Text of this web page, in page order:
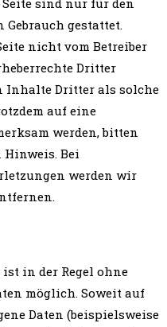
sind nur für den
gestattet.
nicht vom Betreiber
Dritter
Inhalte Dritter als solche
auf eine
werden, bitten
Bei
werden wir
in der Regel ohne
möglich. Soweit auf
Daten (beispielsweise